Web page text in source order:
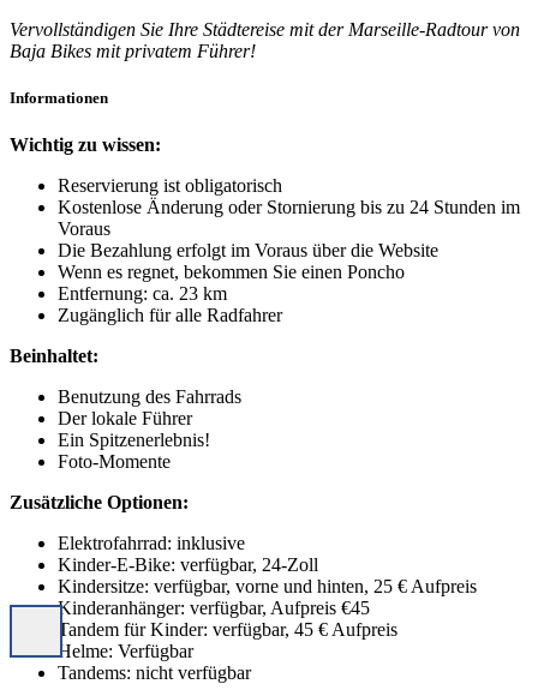
Vervollständigen Sie Ihre Städtereise mit der Marseille-Radtour von
Baja Bikes mit privatem Führer!
Informationen
Wichtig zu wissen:
Reservierung ist obligatorisch
Kostenlose Änderung oder Stornierung bis zu 24 Stunden im
Voraus
Die Bezahlung erfolgt im Voraus über die Website
Wenn es regnet, bekommen Sie einen Poncho
Entfernung: ca. 23 km
Zugänglich für alle Radfahrer
Beinhaltet:
Benutzung des Fahrrads
Der lokale Führer
Ein Spitzenerlebnis!
Foto-Momente
Zusätzliche Optionen:
Elektrofahrrad: inklusive
Kinder-E-Bike: verfügbar, 24-Zoll
Kindersitze: verfügbar, vorne und hinten, 25 € Aufpreis
Kinderanhänger: verfügbar, Aufpreis €45
Tandem für Kinder: verfügbar, 45 € Aufpreis
Helme: Verfügbar
Tandems: nicht verfügbar